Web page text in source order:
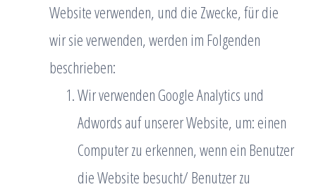
Website verwenden, und die Zwecke, für die
wir sie verwenden, werden im Folgenden
beschrieben:
Wir verwenden Google Analytics und
Adwords auf unserer Website, um: einen
Computer zu erkennen, wenn ein Benutzer
die Website besucht/ Benutzer zu